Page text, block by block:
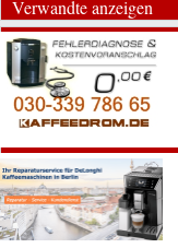
Verwandte anzeigen